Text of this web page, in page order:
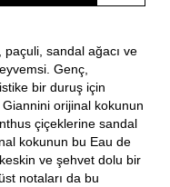
sandal ağacı ve
Genç,
bir duruş için
orijinal kokunun
çiçeklerine sandal
kokunun bu Eau de
ve şehvet dolu bir
notaları da bu